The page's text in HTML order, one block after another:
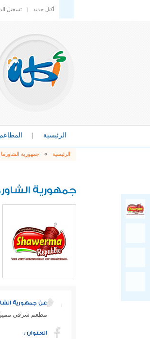
أكيل جديد | تسجيل
الرئيسية المطاعم
الرئيسية » جمهورية الشاورما
جمهورية
عن جمهورية
مطعم شرقي مميز
العنوان :